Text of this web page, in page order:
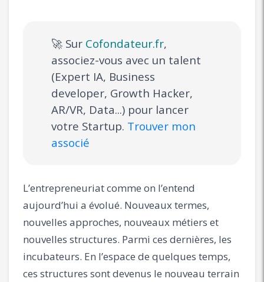
🚀 Sur Cofondateur.fr,
associez-vous avec un talent
(Expert IA, Business
developer, Growth Hacker,
AR/VR, Data...) pour lancer
votre Startup. Trouver mon
associé
L’entrepreneuriat comme on l’entend
aujourd’hui a évolué. Nouveaux termes,
nouvelles approches, nouveaux métiers et
nouvelles structures. Parmi ces dernières, les
incubateurs. En l’espace de quelques temps,
ces structures sont devenus le nouveau terrain